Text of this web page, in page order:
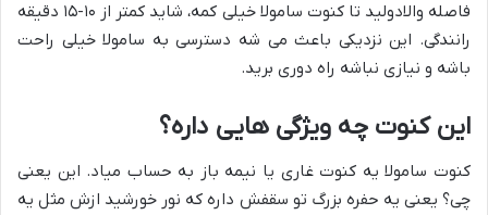
فاصله والادولید تا کنوت سامولا خیلی کمه، شاید کمتر از ۱۰-۱۵ دقیقه
رانندگی. این نزدیکی باعث می شه دسترسی به سامولا خیلی راحت
باشه و نیازی نباشه راه دوری برید.
این کنوت چه ویژگی هایی داره؟
کنوت سامولا یه کنوت غاری یا نیمه باز به حساب میاد. این یعنی
چی؟ یعنی یه حفره بزرگ تو سقفش داره که نور خورشید ازش مثل یه